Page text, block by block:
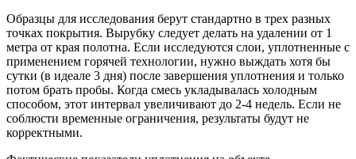
Образцы для исследования берут стандартно в трех разных
точках покрытия. Вырубку следует делать на удалении от 1
метра от края полотна. Если исследуются слои, уплотненные с
применением горячей технологии, нужно выждать хотя бы
сутки (в идеале 3 дня) после завершения уплотнения и только
потом брать пробы. Когда смесь укладывалась холодным
способом, этот интервал увеличивают до 2-4 недель. Если не
соблюсти временные ограничения, результаты будут не
корректными.